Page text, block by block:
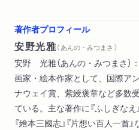
著作者プロフィール
安野光雅（ あんの・みつまさ ）
安野 光雅（あんの・みつまさ）
画家・絵本作家として、国際ア
ナウェイ賞、紫綬褒章など多数
ている。主な著作に『ふしぎなえ
『繪本三國志』『片想い百人一首